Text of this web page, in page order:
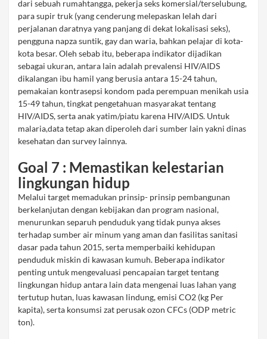
dari sebuah rumahtangga, pekerja seks komersial/terselubung,
para supir truk (yang cenderung melepaskan lelah dari
perjalanan daratnya yang panjang di dekat lokalisasi seks),
pengguna napza suntik, gay dan waria, bahkan pelajar di kota-
kota besar. Oleh sebab itu, beberapa indikator dijadikan
sebagai ukuran, antara lain adalah prevalensi HIV/AIDS
dikalangan ibu hamil yang berusia antara 15-24 tahun,
pemakaian kontrasepsi kondom pada perempuan menikah usia
15-49 tahun, tingkat pengetahuan masyarakat tentang
HIV/AIDS, serta anak yatim/piatu karena HIV/AIDS. Untuk
malaria,data tetap akan diperoleh dari sumber lain yakni dinas
kesehatan dan survey lainnya.
Goal 7 : Memastikan kelestarian
lingkungan hidup
Melalui target memadukan prinsip- prinsip pembangunan
berkelanjutan dengan kebijakan dan program nasional,
menurunkan separuh penduduk yang tidak punya akses
terhadap sumber air minum yang aman dan fasilitas sanitasi
dasar pada tahun 2015, serta memperbaiki kehidupan
penduduk miskin di kawasan kumuh. Beberapa indikator
penting untuk mengevaluasi pencapaian target tentang
lingkungan hidup antara lain data mengenai luas lahan yang
tertutup hutan, luas kawasan lindung, emisi CO2 (kg Per
kapita), serta konsumsi zat perusak ozon CFCs (ODP metric
ton).